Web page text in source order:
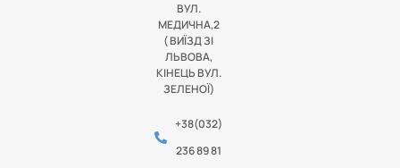
ВУЛ.
МЕДИЧНА,2
( ВИЇЗД ЗІ
ЛЬВОВА,
КІНЕЦЬ ВУЛ.
ЗЕЛЕНОЇ)
+38(032)
236 89 81